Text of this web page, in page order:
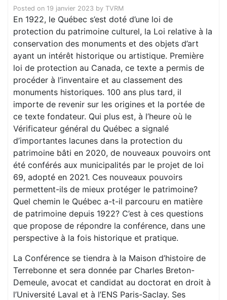
Posted on 19 janvier 2023 by TVRM
En 1922, le Québec s’est doté d’une loi de
protection du patrimoine culturel, la Loi relative à la
conservation des monuments et des objets d’art
ayant un intérêt historique ou artistique. Première
loi de protection au Canada, ce texte a permis de
procéder à l’inventaire et au classement des
monuments historiques. 100 ans plus tard, il
importe de revenir sur les origines et la portée de
ce texte fondateur. Qui plus est, à l’heure où le
Vérificateur général du Québec a signalé
d’importantes lacunes dans la protection du
patrimoine bâti en 2020, de nouveaux pouvoirs ont
été conférés aux municipalités par le projet de loi
69, adopté en 2021. Ces nouveaux pouvoirs
permettent-ils de mieux protéger le patrimoine?
Quel chemin le Québec a-t-il parcouru en matière
de patrimoine depuis 1922? C’est à ces questions
que propose de répondre la conférence, dans une
perspective à la fois historique et pratique.
La Conférence se tiendra à la Maison d’histoire de
Terrebonne et sera donnée par Charles Breton-
Demeule, avocat et candidat au doctorat en droit à
l’Université Laval et à l’ENS Paris-Saclay. Ses